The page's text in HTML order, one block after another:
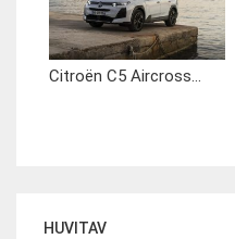
Citroën C5 Aircross...
HUVITAV